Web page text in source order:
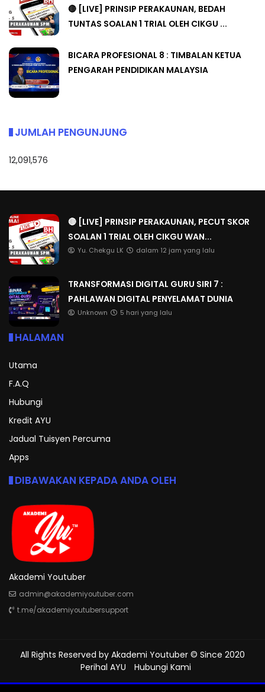
🔴 [LIVE] PRINSIP PERAKAUNAN, BEDAH
TUNTAS SOALAN 1 TRIAL OLEH CIKGU ...
BICARA PROFESIONAL 8 : TIMBALAN KETUA
PENGARAH PENDIDIKAN MALAYSIA
JUMLAH PENGUNJUNG
12,091,576
🔴 [LIVE] PRINSIP PERAKAUNAN, PECUT SKOR
SOALAN 1 TRIAL OLEH CIKGU WAN...
Yu. Chekgu LK dalam 12 jam yang lalu
TRANSFORMASI DIGITAL GURU SIRI 7 :
PAHLAWAN DIGITAL PENYELAMAT DUNIA
Unknown 5 hari yang lalu
HALAMAN
Utama
F.A.Q
Hubungi
Kredit AYU
Jadual Tuisyen Percuma
Apps
DIBAWAKAN KEPADA ANDA OLEH
Akademi Youtuber
admin@akademiyoutuber.com
t.me/akademiyoutubersupport
All Rights Reserved by Akademi Youtuber © Since 2020
Perihal AYU
Hubungi Kami